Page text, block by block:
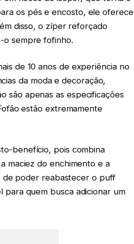
os pés e encosto, ele oferece
disso, o zíper reforçado
o sempre fofinho.
de 10 anos de experiência no
da moda e decoração,
são apenas as especificações
estão extremamente
benefício, pois combina
maciez do enchimento e a
de poder reabastecer o puff
para quem busca adicionar um